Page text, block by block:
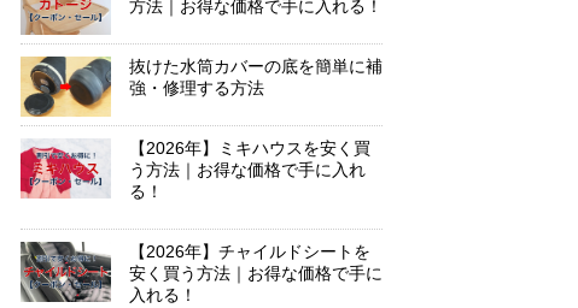
方法｜お得な価格で手に入れる！
抜けた水筒カバーの底を簡単に補
強・修理する方法
【2026年】ミキハウスを安く買
う方法｜お得な価格で手に入れ
る！
【2026年】チャイルドシートを
安く買う方法｜お得な価格で手に
入れる！